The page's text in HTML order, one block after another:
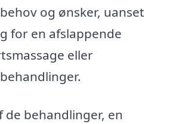
og ønsker, uanset
for en afslappende
eller
de behandlinger, en